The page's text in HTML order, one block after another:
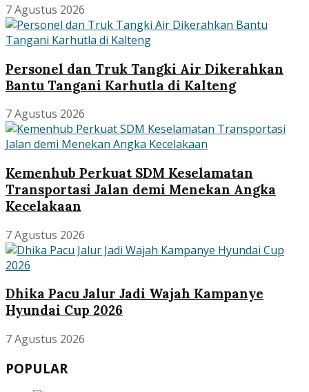
7 Agustus 2026
Personel dan Truk Tangki Air Dikerahkan
Bantu Tangani Karhutla di Kalteng
7 Agustus 2026
Kemenhub Perkuat SDM Keselamatan
Transportasi Jalan demi Menekan Angka
Kecelakaan
7 Agustus 2026
Dhika Pacu Jalur Jadi Wajah Kampanye
Hyundai Cup 2026
7 Agustus 2026
POPULAR